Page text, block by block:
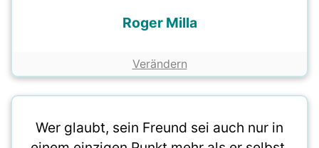
Roger Milla
Verändern
Wer glaubt, sein Freund sei auch nur in